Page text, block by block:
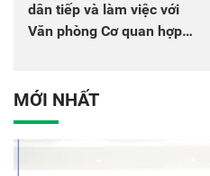
dân tiếp và làm việc với
Văn phòng Cơ quan hợp
MỚI NHẤT